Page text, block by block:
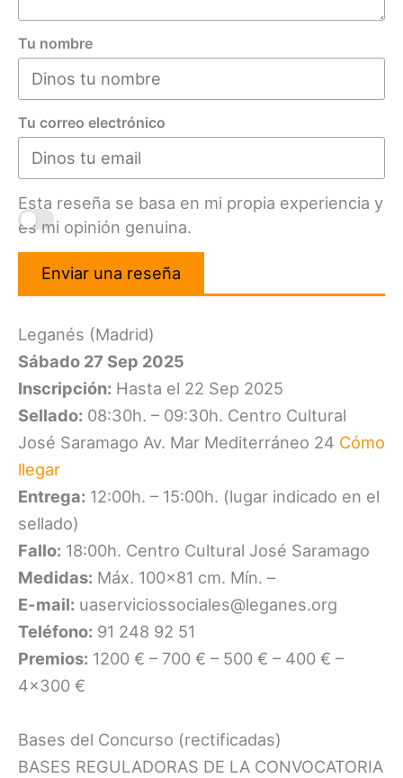
Tu nombre
Tu correo electrónico
Esta reseña se basa en mi propia experiencia y
es mi opinión genuina.
Enviar una reseña
Leganés (Madrid)
Sábado 27 Sep 2025
Inscripción: Hasta el 22 Sep 2025
Sellado: 08:30h. – 09:30h. Centro Cultural
José Saramago Av. Mar Mediterráneo 24 Cómo
llegar
Entrega: 12:00h. – 15:00h. (lugar indicado en el
sellado)
Fallo: 18:00h. Centro Cultural José Saramago
Medidas: Máx. 100×81 cm. Mín. –
E-mail: uaserviciossociales@leganes.org
Teléfono: 91 248 92 51
Premios: 1200 € – 700 € – 500 € – 400 € –
4×300 €
Bases del Concurso (rectificadas)
BASES REGULADORAS DE LA CONVOCATORIA